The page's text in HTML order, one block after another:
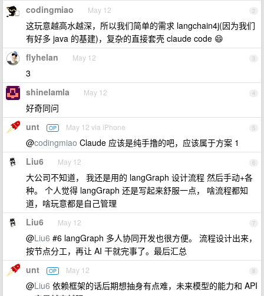
2
codingmiao May 12
这玩意越高水越深，所以我们简单的需求 langchain4j(因为我们
有好多 java 的基建)，复杂的直接套壳 claude code 😄
3
flyhelan May 12
3
4
shinelamla May 12
好奇同问
5
unt OP May 12 via iPhone
@codingmiao Claude 应该是纯手撸的吧，应该属于方案 1
6
Liu6 May 12
大公司不知道， 我还是用的 langGraph 设计流程 然后手动+各
种。 个人觉得 langGraph 还是写起来舒服一点， 啥流程都知
道，啥玩意都是自己管理
7
Liu6 May 12
@Liu6 #6 langGraph 多人协同开发也很方便。 流程设计出来，
按节点分工，再让 AI 干就完事了。最后汇总
8
unt OP May 12
@Liu6 依赖框架的话后期想抽身有点难，未来模型的能力和 API